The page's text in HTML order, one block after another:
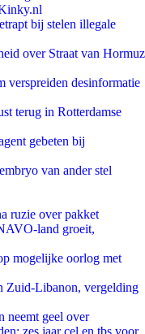
bij stelen illegale
over Straat van Hormuz
verspreiden desinformatie
terug in Rotterdamse
gebeten bij
van ander stel
ruzie over pakket
land groeit,
mogelijke oorlog met
Zuid-Libanon, vergelding
neemt geel over
zes jaar cel en tbs voor